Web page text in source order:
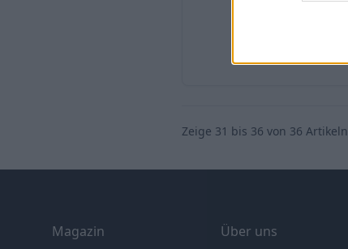
Zeige 31 bis 36 von 36 Artikeln
Magazin
Über uns